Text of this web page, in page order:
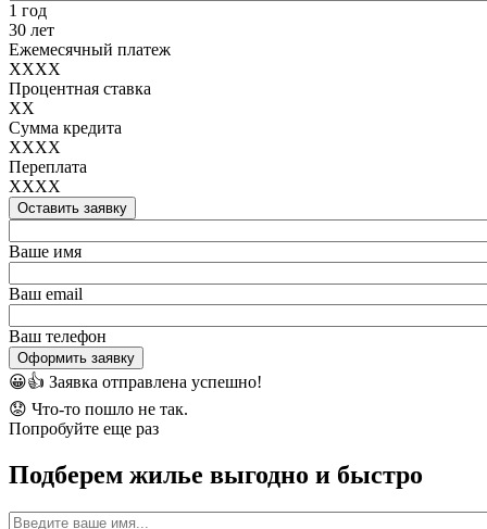
1 год
30 лет
Ежемесячный платеж
XXXX
Процентная ставка
XX
Сумма кредита
XXXX
Переплата
XXXX
Оставить заявку
Ваше имя
Ваш email
Ваш телефон
Оформить заявку
😀👍 Заявка отправлена успешно!
😟 Что-то пошло не так.
Попробуйте еще раз
Подберем жилье выгодно и быстро
Имя